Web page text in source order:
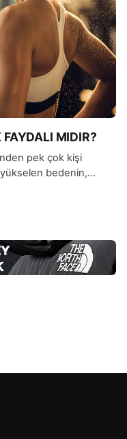
FAYDALI MIDIR?
pek çok kişi
yükselen bedenin,
vücudunuzun